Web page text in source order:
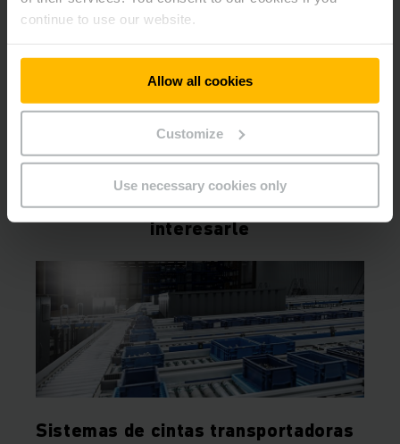
continue to use our website.
Allow all cookies
Customize
Use necessary cookies only
Descargas
Automatización: Soluciones
fuente
(2.1 MB)
Otros productos que pueden
interesarle
Sistemas de cintas transportadoras